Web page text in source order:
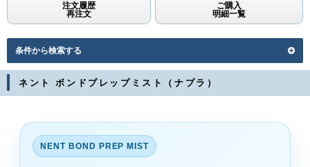
注文履歴
再注文
ご購入
明細一覧
条件から検索する
ネント ボンドプレップミスト（ナプラ）
NENT BOND PREP MIST